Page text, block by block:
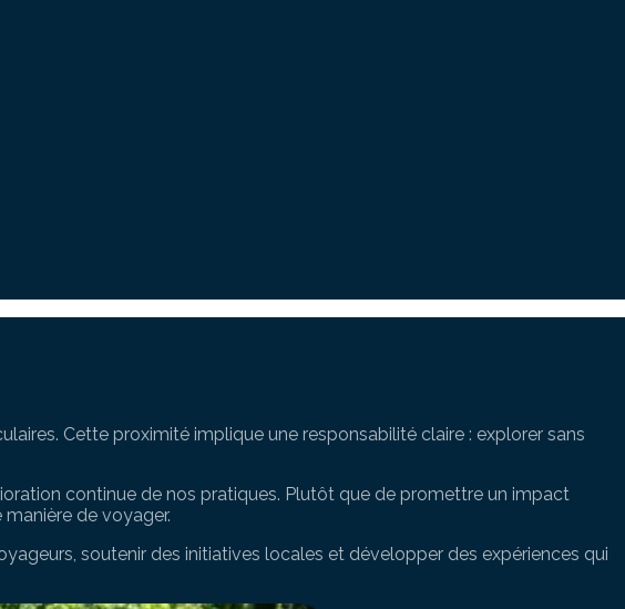
Cette proximité implique une responsabilité claire : explorer sans
continue de nos pratiques. Plutôt que de promettre un impact
de voyager.
soutenir des initiatives locales et développer des expériences qui